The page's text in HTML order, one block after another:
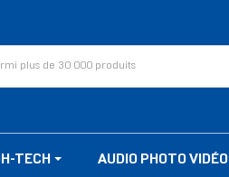
TECH AUDIO PHOTO VIDÉO